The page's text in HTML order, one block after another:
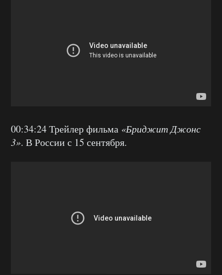
00:34:24 Трейлер фильма «Бриджит Джонс
3». В России с 15 сентября.